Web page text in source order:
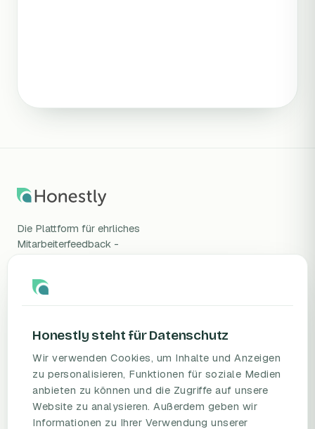
Honestly steht für Datenschutz
Wir verwenden Cookies, um Inhalte und Anzeigen
zu personalisieren, Funktionen für soziale Medien
anbieten zu können und die Zugriffe auf unsere
Website zu analysieren. Außerdem geben wir
Informationen zu Ihrer Verwendung unserer
Die Plattform für ehrliches
Mitarbeiterfeedback -
wissenschaftlich validiert, DSGVO-
PRODUKT RESSOURCEN